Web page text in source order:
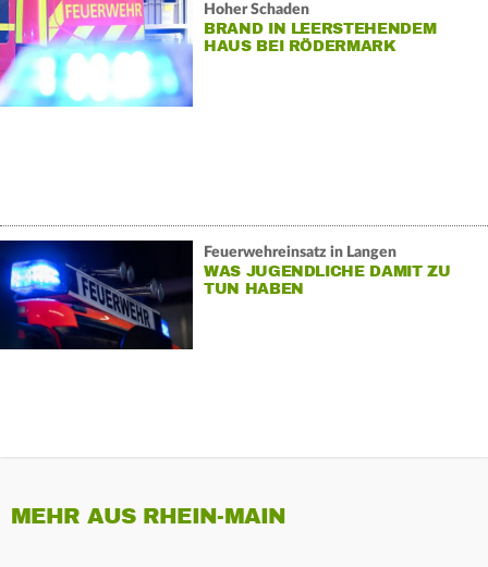
Hoher Schaden
BRAND IN LEERSTEHENDEM
HAUS BEI RÖDERMARK
Feuerwehreinsatz in Langen
WAS JUGENDLICHE DAMIT ZU
TUN HABEN
MEHR AUS RHEIN-MAIN